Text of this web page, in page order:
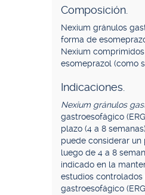
Composición.
Nexium gránulos
forma de
Nexium
esomeprazol (como
Indicaciones.
Nexium gránulos
gastroesofágico
plazo (4 a 8
puede considerar
luego de 4 a 8
indicado en la
estudios
gastroesofágico